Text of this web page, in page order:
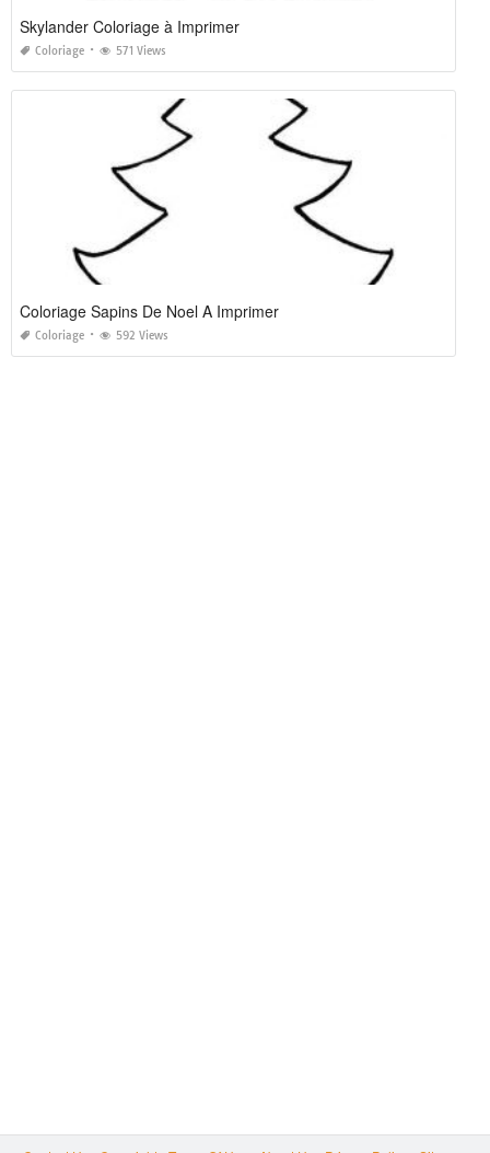
Skylander Coloriage à Imprimer
Coloriage 571 Views
Coloriage Sapins De Noel A Imprimer
Coloriage 592 Views